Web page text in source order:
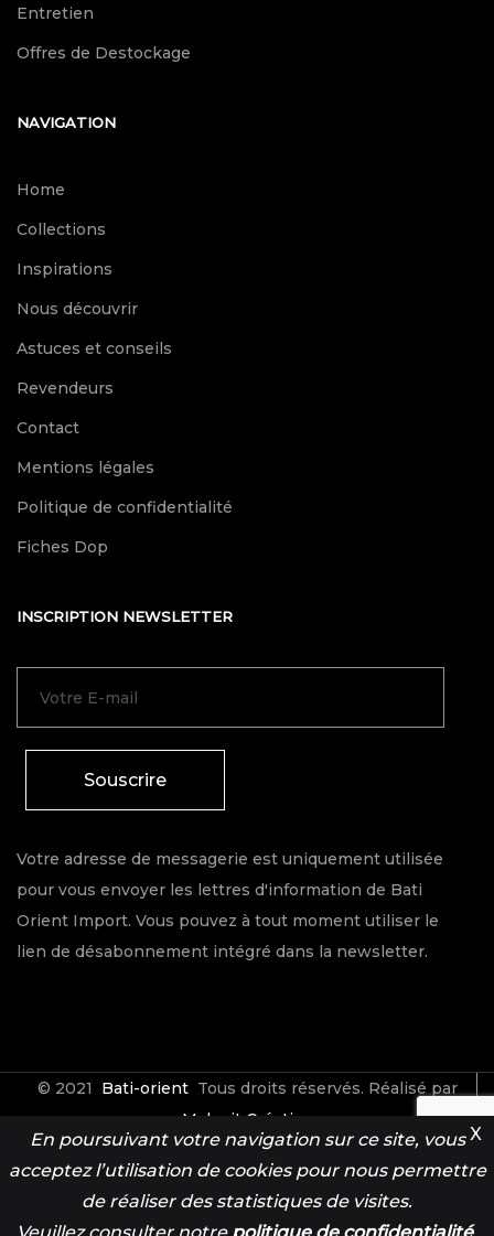
Entretien
Offres de Destockage
NAVIGATION
Home
Collections
Inspirations
Nous découvrir
Astuces et conseils
Revendeurs
Contact
Mentions légales
Politique de confidentialité
Fiches Dop
INSCRIPTION NEWSLETTER
Souscrire
Votre adresse de messagerie est uniquement utilisée
pour vous envoyer les lettres d'information de Bati
Orient Import. Vous pouvez à tout moment utiliser le
lien de désabonnement intégré dans la newsletter.
© 2021 Bati-orient Tous droits réservés. Réalisé par
Make it Créative
Contact Espace Pro
En poursuivant votre navigation sur ce site, vous
acceptez l’utilisation de cookies pour nous permettre
de réaliser des statistiques de visites.
X